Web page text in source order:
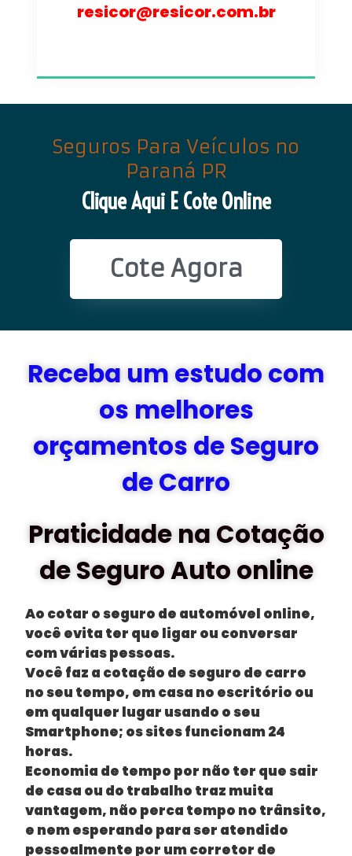
resicor@resicor.com.br
Seguros Para Veículos no
Paraná PR
Clique Aqui E Cote Online
Cote Agora
Receba um estudo com
os melhores
orçamentos de Seguro
de Carro
Praticidade na Cotação
de Seguro Auto online
Ao cotar o seguro de automóvel online,
você evita ter que ligar ou conversar
com várias pessoas.
Você faz a cotação de seguro de carro
no seu tempo, em casa no escritório ou
em qualquer lugar usando o seu
Smartphone; os sites funcionam 24
horas.
Economia de tempo por não ter que sair
de casa ou do trabalho traz muita
vantagem, não perca tempo no trânsito,
e nem esperando para ser atendido
pessoalmente por um corretor de